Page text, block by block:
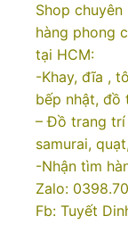
Shop
hàng phong
tại HCM:
-Khay, đĩa ,
bếp nhật, đồ
– Đồ trang trí
samurai,
-Nhận tìm
Zalo:
Fb: Tuyết